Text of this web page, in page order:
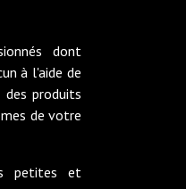
dont
à l'aide de
des produits
de votre
petites et